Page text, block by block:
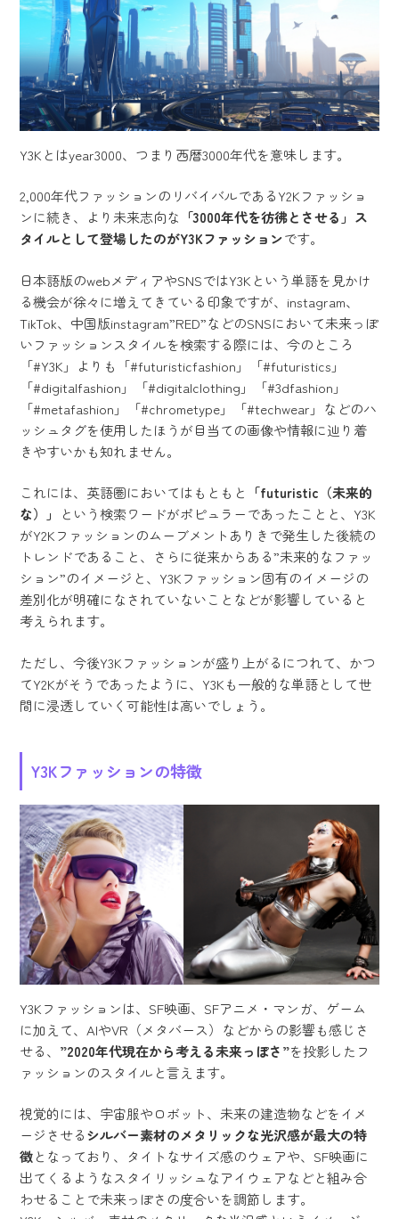
Y3Kとはyear3000、つまり西暦3000年代を意味します。
2,000年代ファッションのリバイバルであるY2Kファッショ
ンに続き、より未来志向な 「3000年代を彷彿とさせる」ス
タイルとして登場したのがY3Kファッションです。
日本語版のwebメディアやSNSではY3Kという単語を見かけ
る機会が徐々に増えてきている印象ですが、instagram、
TikTok、中国版instagram”RED”などのSNSにおいて未来っぽ
いファッションスタイルを検索する際には、今のところ
「#Y3K」よりも「#futuristicfashion」「#futuristics」
「#digitalfashion」「#digitalclothing」「#3dfashion」
「#metafashion」「#chrometype」「#techwear」などのハ
ッシュタグを使用したほうが目当ての画像や情報に辿り着
きやすいかも知れません。
これには、英語圏においてはもともと
「futuristic（未来的
な）」
という検索ワードがポピュラーであったことと、Y3K
がY2Kファッションのムーブメントありきで発生した後続の
トレンドであること、さらに従来からある”未来的なファッ
ション”のイメージと、Y3Kファッション固有のイメージの
差別化が明確になされていないことなどが影響していると
考えられます。
ただし、今後Y3Kファッションが盛り上がるにつれて、かつ
てY2Kがそうであったように、Y3Kも一般的な単語として世
間に浸透していく可能性は高いでしょう。
Y3Kファッションの特徴
Y3Kファッションは、SF映画、SFアニメ・マンガ、ゲーム
に加えて、AIやVR（メタバース）などからの影響も感じさ
せる、 ”2020年代現在から考える未来っぽさ”を投影したフ
ァッションのスタイルと言えます。
視覚的には、宇宙服やロボット、未来の建造物などをイメ
ージさせるシルバー素材のメタリックな光沢感が最大の特
徴となっており、タイトなサイズ感のウェアや、SF映画に
出てくるようなスタイリッシュなアイウェアなどと組み合
わせることで未来っぽさの度合いを調節します。